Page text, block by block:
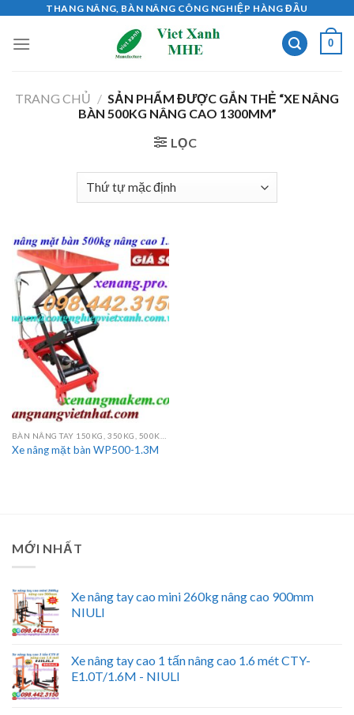
content
THANG NÂNG, BÀN NÂNG CÔNG NGHIỆP HÀNG ĐẦU
0
TRANG CHỦ / SẢN PHẨM ĐƯỢC GẮN THẺ “XE NÂNG
BÀN 500KG NÂNG CAO 1300MM”
LỌC
Xe nâng mặt bàn WP500-1.3M
MỚI NHẤT
Xe nâng tay cao mini 260kg nâng cao 900mm
NIULI
Xe nâng tay cao 1 tấn nâng cao 1.6 mét CTY-
E1.0T/1.6M - NIULI